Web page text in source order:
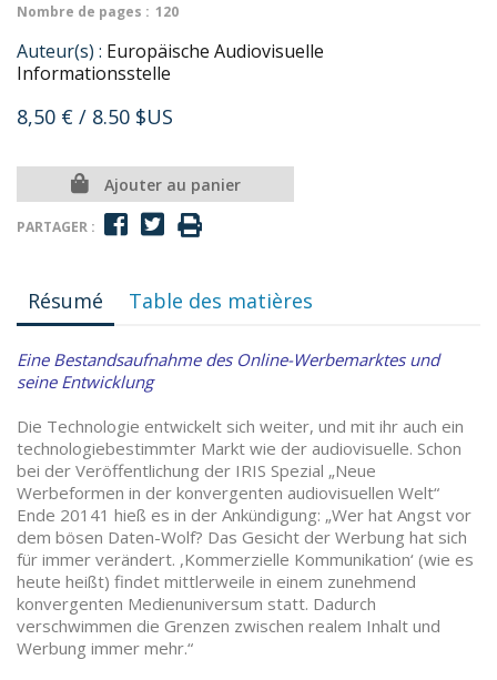
Nombre de pages : 120
Auteur(s) : Europäische Audiovisuelle
Informationsstelle
8,50 € / 8.50 $US
Ajouter au panier
PARTAGER :
Résumé Table des matières
Eine Bestandsaufnahme des Online-Werbemarktes und
seine Entwicklung
Die Technologie entwickelt sich weiter, und mit ihr auch ein
technologiebestimmter Markt wie der audiovisuelle. Schon
bei der Veröffentlichung der IRIS Spezial „Neue
Werbeformen in der konvergenten audiovisuellen Welt“
Ende 20141 hieß es in der Ankündigung: „Wer hat Angst vor
dem bösen Daten-Wolf? Das Gesicht der Werbung hat sich
für immer verändert. ,Kommerzielle Kommunikation‘ (wie es
heute heißt) findet mittlerweile in einem zunehmend
konvergenten Medienuniversum statt. Dadurch
verschwimmen die Grenzen zwischen realem Inhalt und
Werbung immer mehr.“